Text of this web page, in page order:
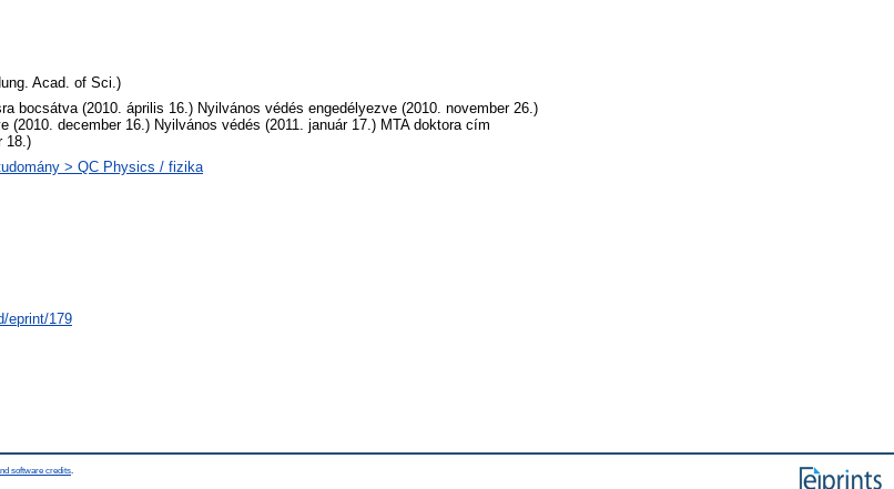
Acad. of Sci.)
bocsátva (2010. április 16.) Nyilvános védés engedélyezve (2010. november 26.)
(2010. december 16.) Nyilvános védés (2011. január 17.) MTA doktora cím
18.)
> QC Physics / fizika
eprint/179
software credits